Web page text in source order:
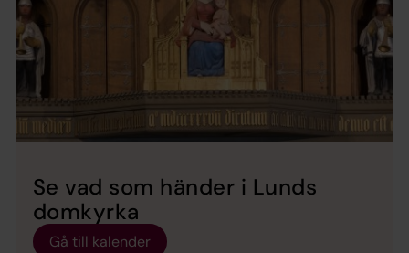
Se vad som händer i Lunds
domkyrka
Gå till kalender